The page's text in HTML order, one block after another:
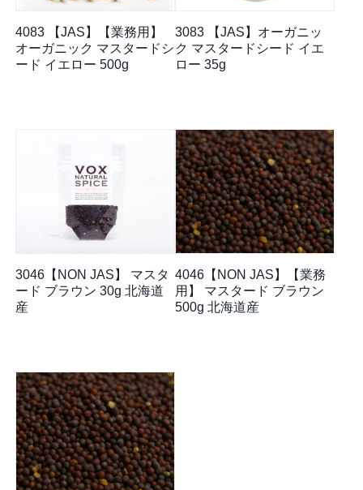
4083 【JAS】【業務用】
オーガニック マスタードシ
ード イエロー 500g
3083 【JAS】オーガニッ
ク マスタードシード イエ
ロー 35g
3046【NON JAS】 マスタ
ード ブラウン 30g 北海道
産
4046【NON JAS】【業務
用】 マスタード ブラウン
500g 北海道産